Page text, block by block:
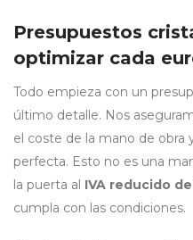
Presupuestos
optimizar cada
Todo empieza con un
último detalle. Nos
el coste de la mano de obra
perfecta. Esto no es una
la puerta al IVA reducido
cumpla con las condiciones.